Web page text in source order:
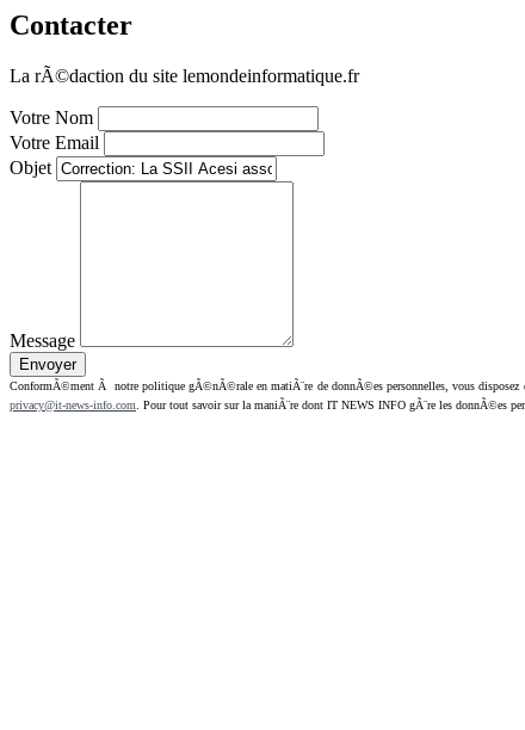
Contacter
La rÃ©daction du site lemondeinformatique.fr
Votre Nom
Votre Email
Objet
Message
ConformÃ©ment Ã notre politique gÃ©nÃ©rale en matiÃ¨re de donnÃ©es personnelles, vous disposez
privacy@it-news-info.com . Pour tout savoir sur la maniÃ¨re dont IT NEWS INFO gÃ¨re les donnÃ©es